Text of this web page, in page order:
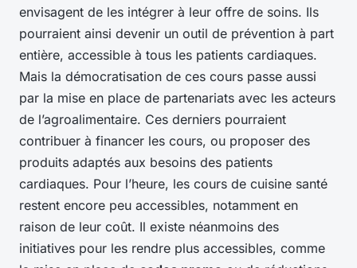
envisagent de les intégrer à leur offre de soins. Ils
pourraient ainsi devenir un outil de prévention à part
entière, accessible à tous les patients cardiaques.
Mais la démocratisation de ces cours passe aussi
par la mise en place de partenariats avec les acteurs
de l’agroalimentaire. Ces derniers pourraient
contribuer à financer les cours, ou proposer des
produits adaptés aux besoins des patients
cardiaques. Pour l’heure, les cours de cuisine santé
restent encore peu accessibles, notamment en
raison de leur coût. Il existe néanmoins des
initiatives pour les rendre plus accessibles, comme